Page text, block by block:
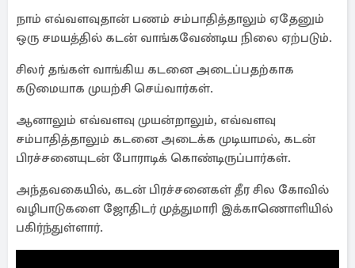
நாம் எவ்வளவுதான் பணம் சம்பாதித்தாலும் ஏதேனும்
ஒரு சமயத்தில் கடன் வாங்கவேண்டிய நிலை ஏற்படும்.
சிலர் தங்கள் வாங்கிய கடனை அடைப்பதற்காக
கடுமையாக முயற்சி செய்வார்கள்.
ஆனாலும் எவ்வளவு முயன்றாலும், எவ்வளவு
சம்பாதித்தாலும் கடனை அடைக்க முடியாமல், கடன்
பிரச்சனையுடன் போராடிக் கொண்டிருப்பார்கள்.
அந்தவகையில், கடன் பிரச்சனைகள் தீர சில கோவில்
வழிபாடுகளை ஜோதிடர் முத்துமாரி இக்காணொளியில்
பகிர்ந்துள்ளார்.